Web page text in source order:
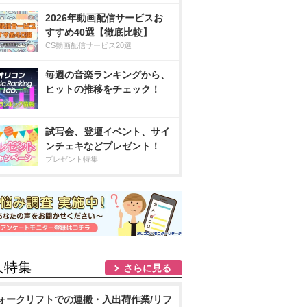
2026年動画配信サービスお
すすめ40選【徹底比較】
CS動画配信サービス20選
毎週の音楽ランキングから、
ヒットの推移をチェック！
試写会、登壇イベント、サイ
ンチェキなどプレゼント！
プレゼント特集
特集 さらに見る
ークリフトでの運搬・入出荷作業/リフ